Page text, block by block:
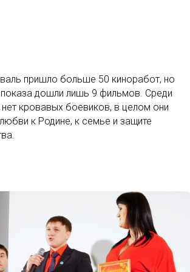
пришло больше 50 киноработ, но
дошли лишь 9 фильмов. Среди
нет кровавых боевиков, в целом они
к Родине, к семье и защите